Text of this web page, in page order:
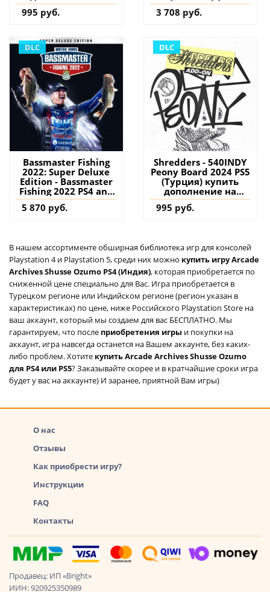
аккаунт
995 руб.
аккаунт
3 708 руб.
DLC
Bassmaster Fishing
2022: Super Deluxe
Edition - Bassmaster
Fishing 2022 PS4 and
PS5 (Турция) купить
дополнение на
5 870 руб.
DLC
Shredders - 540INDY
Peony Board 2024 PS5
(Турция) купить
дополнение на
аккаунт
995 руб.
В нашем ассортименте обширная библиотека игр для консолей
Playstation 4 и Playstation 5, среди них можно купить игру Arcade
Archives Shusse Ozumo PS4 (Индия), которая приобретается по
сниженной цене специально для Вас. Игра приобретается в
Турецком регионе или Индийском регионе (регион указан в
характеристиках) по цене, ниже Российского Playstation Store на
ваш аккаунт, который мы создаем для вас БЕСПЛАТНО. Мы
гарантируем, что после приобретения игры и покупки на
аккаунт, игра навсегда останется на Вашем аккаунте, без каких-
либо проблем. Хотите купить Arcade Archives Shusse Ozumo
для PS4 или PS5? Заказывайте скорее и в кратчайшие сроки игра
будет у вас на аккаунте) И заранее, приятной Вам игры)
О нас
Отзывы
Как приобрести игру?
Инструкции
FAQ
Контакты
Продавец: ИП «Bright»
ИИН: 920925350989